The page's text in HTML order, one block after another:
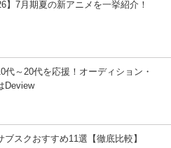
】7月期夏の新アニメを一挙紹介！
代～20代を応援！オーディション・
Deview
ブスクおすすめ11選【徹底比較】